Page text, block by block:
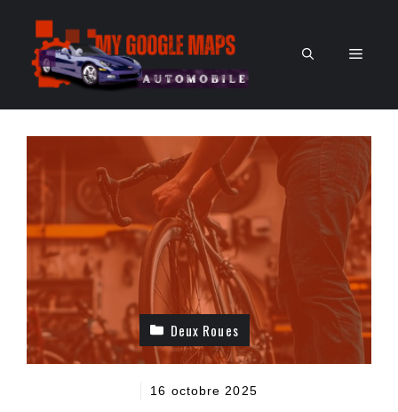
contenu
Menu
Deux Roues
16 octobre 2025